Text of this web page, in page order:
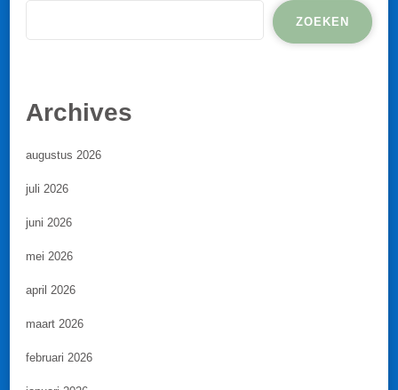
ZOEKEN
Archives
augustus 2026
juli 2026
juni 2026
mei 2026
april 2026
maart 2026
februari 2026